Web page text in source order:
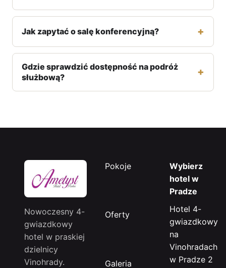
Jak zapytać o salę konferencyjną?
Gdzie sprawdzić dostępność na podróż
służbową?
Nowoczesny 4-
gwiazdkowy
hotel w praskiej
dzielnicy
Vinohrady.
Pokoje
Oferty
Galeria
Wybierz
hotel w
Pradze
Hotel 4-
gwiazdkowy
na
Vinohradach
w Pradze 2